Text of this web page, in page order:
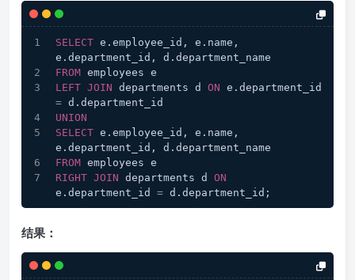
SELECT e.employee_id, e.name,
e.department_id, d.department_name
FROM employees e
LEFT JOIN departments d ON
= d.department_id
UNION
SELECT e.employee_id, e.name,
e.department_id, d.department_name
FROM employees e
RIGHT JOIN departments d ON
e.department_id = d.department_id;
结果：